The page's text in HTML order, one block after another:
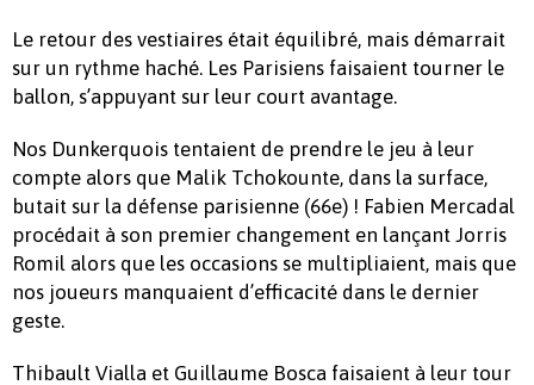
Le retour des vestiaires était équilibré, mais démarrait
sur un rythme haché. Les Parisiens faisaient tourner le
ballon, s’appuyant sur leur court avantage.
Nos Dunkerquois tentaient de prendre le jeu à leur
compte alors que Malik Tchokounte, dans la surface,
butait sur la défense parisienne (66e) ! Fabien Mercadal
procédait à son premier changement en lançant Jorris
Romil alors que les occasions se multipliaient, mais que
nos joueurs manquaient d’efficacité dans le dernier
geste.
Thibault Vialla et Guillaume Bosca faisaient à leur tour